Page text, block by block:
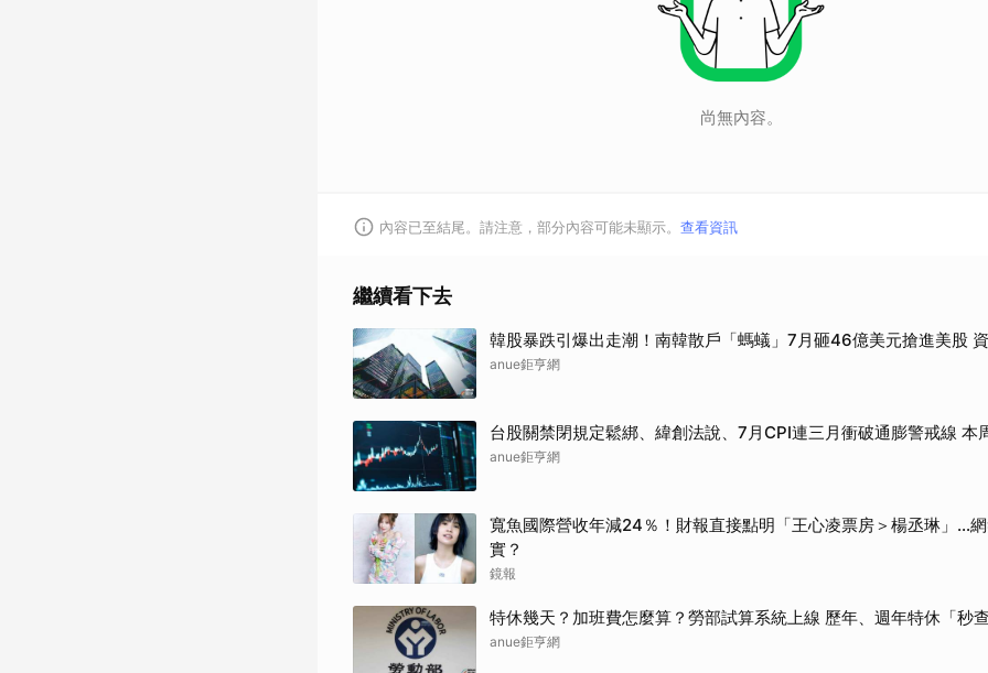
尚無內容。
內容已至結尾。請注意，部分內容可能未顯示。 查看資訊
繼續看下去
韓股暴跌引爆出走潮！南韓散戶「螞蟻」7月砸46億美元搶進美股
anue鉅亨網
台股關禁閉規定鬆綁、緯創法說、7月CPI連三月衝破通膨警戒線 本
anue鉅亨網
寬魚國際營收年減24％！財報直接點明「王心凌票房＞楊丞琳」…
實？
鏡報
特休幾天？加班費怎麼算？勞部試算系統上線 歷年、週年特休「秒
anue鉅亨網